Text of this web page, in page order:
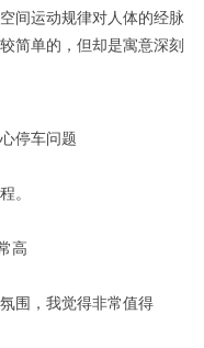
间运动规律对人体的经脉
简单的，但却是寓意深刻
停车问题
。
高
围，我觉得非常值得